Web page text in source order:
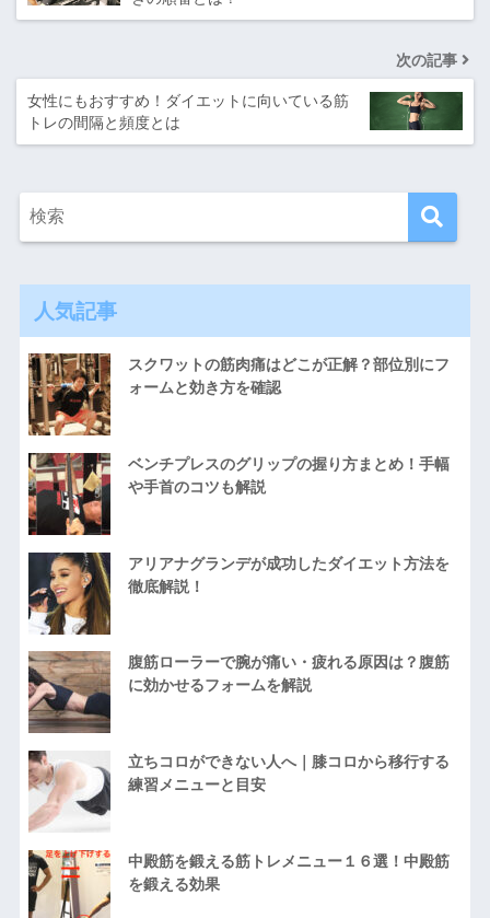
次の記事
女性にもおすすめ！ダイエットに向いている筋
トレの間隔と頻度とは
人気記事
スクワットの筋肉痛はどこが正解？部位別にフ
ォームと効き方を確認
ベンチプレスのグリップの握り方まとめ！手幅
や手首のコツも解説
アリアナグランデが成功したダイエット方法を
徹底解説！
腹筋ローラーで腕が痛い・疲れる原因は？腹筋
に効かせるフォームを解説
立ちコロができない人へ｜膝コロから移行する
練習メニューと目安
中殿筋を鍛える筋トレメニュー１６選！中殿筋
を鍛える効果